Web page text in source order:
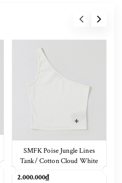
SMFK Poise Jungle Lines
Tank/ Cotton Cloud White
2.000.000₫